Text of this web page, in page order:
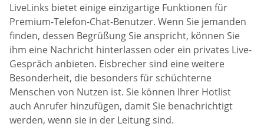
LiveLinks bietet einige einzigartige Funktionen für
Premium-Telefon-Chat-Benutzer. Wenn Sie jemanden
finden, dessen Begrüßung Sie anspricht, können Sie
ihm eine Nachricht hinterlassen oder ein privates Live-
Gespräch anbieten. Eisbrecher sind eine weitere
Besonderheit, die besonders für schüchterne
Menschen von Nutzen ist. Sie können Ihrer Hotlist
auch Anrufer hinzufügen, damit Sie benachrichtigt
werden, wenn sie in der Leitung sind.